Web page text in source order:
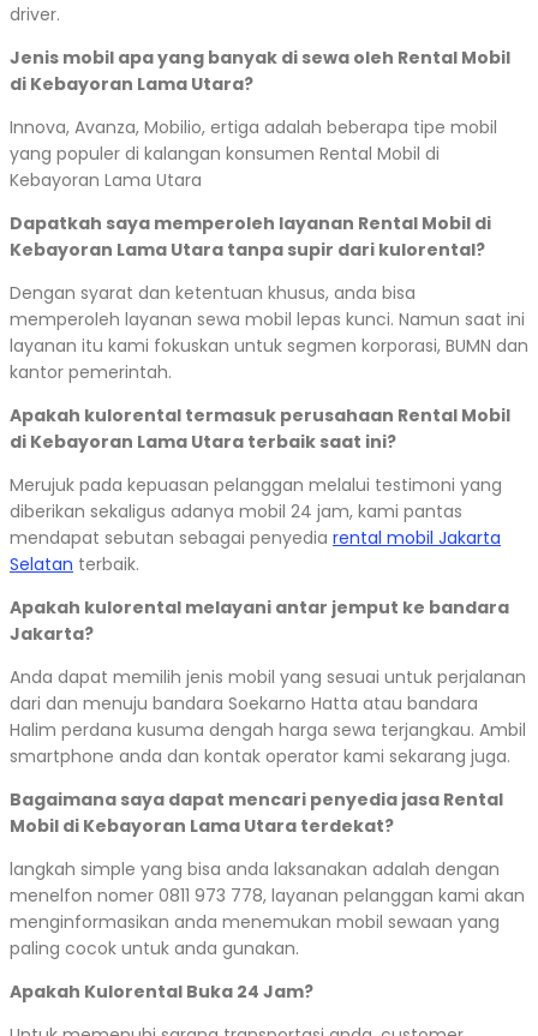
driver.
Jenis mobil apa yang banyak di sewa oleh Rental Mobil
di Kebayoran Lama Utara?
Innova, Avanza, Mobilio, ertiga adalah beberapa tipe mobil
yang populer di kalangan konsumen Rental Mobil di
Kebayoran Lama Utara
Dapatkah saya memperoleh layanan Rental Mobil di
Kebayoran Lama Utara tanpa supir dari kulorental?
Dengan syarat dan ketentuan khusus, anda bisa
memperoleh layanan sewa mobil lepas kunci. Namun saat ini
layanan itu kami fokuskan untuk segmen korporasi, BUMN dan
kantor pemerintah.
Apakah kulorental termasuk perusahaan Rental Mobil
di Kebayoran Lama Utara terbaik saat ini?
Merujuk pada kepuasan pelanggan melalui testimoni yang
diberikan sekaligus adanya mobil 24 jam, kami pantas
mendapat sebutan sebagai penyedia rental mobil Jakarta
Selatan terbaik.
Apakah kulorental melayani antar jemput ke bandara
Jakarta?
Anda dapat memilih jenis mobil yang sesuai untuk perjalanan
dari dan menuju bandara Soekarno Hatta atau bandara
Halim perdana kusuma dengah harga sewa terjangkau. Ambil
smartphone anda dan kontak operator kami sekarang juga.
Bagaimana saya dapat mencari penyedia jasa Rental
Mobil di Kebayoran Lama Utara terdekat?
langkah simple yang bisa anda laksanakan adalah dengan
menelfon nomer 0811 973 778, layanan pelanggan kami akan
menginformasikan anda menemukan mobil sewaan yang
paling cocok untuk anda gunakan.
Apakah Kulorental Buka 24 Jam?